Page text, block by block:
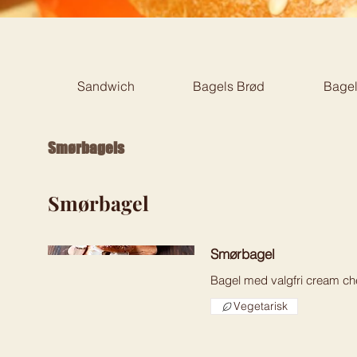
Sandwich Bagels Brød
Smørbagels
Smørbagel
Smørbagel
Bagel med valgfri cream
Vegetarisk